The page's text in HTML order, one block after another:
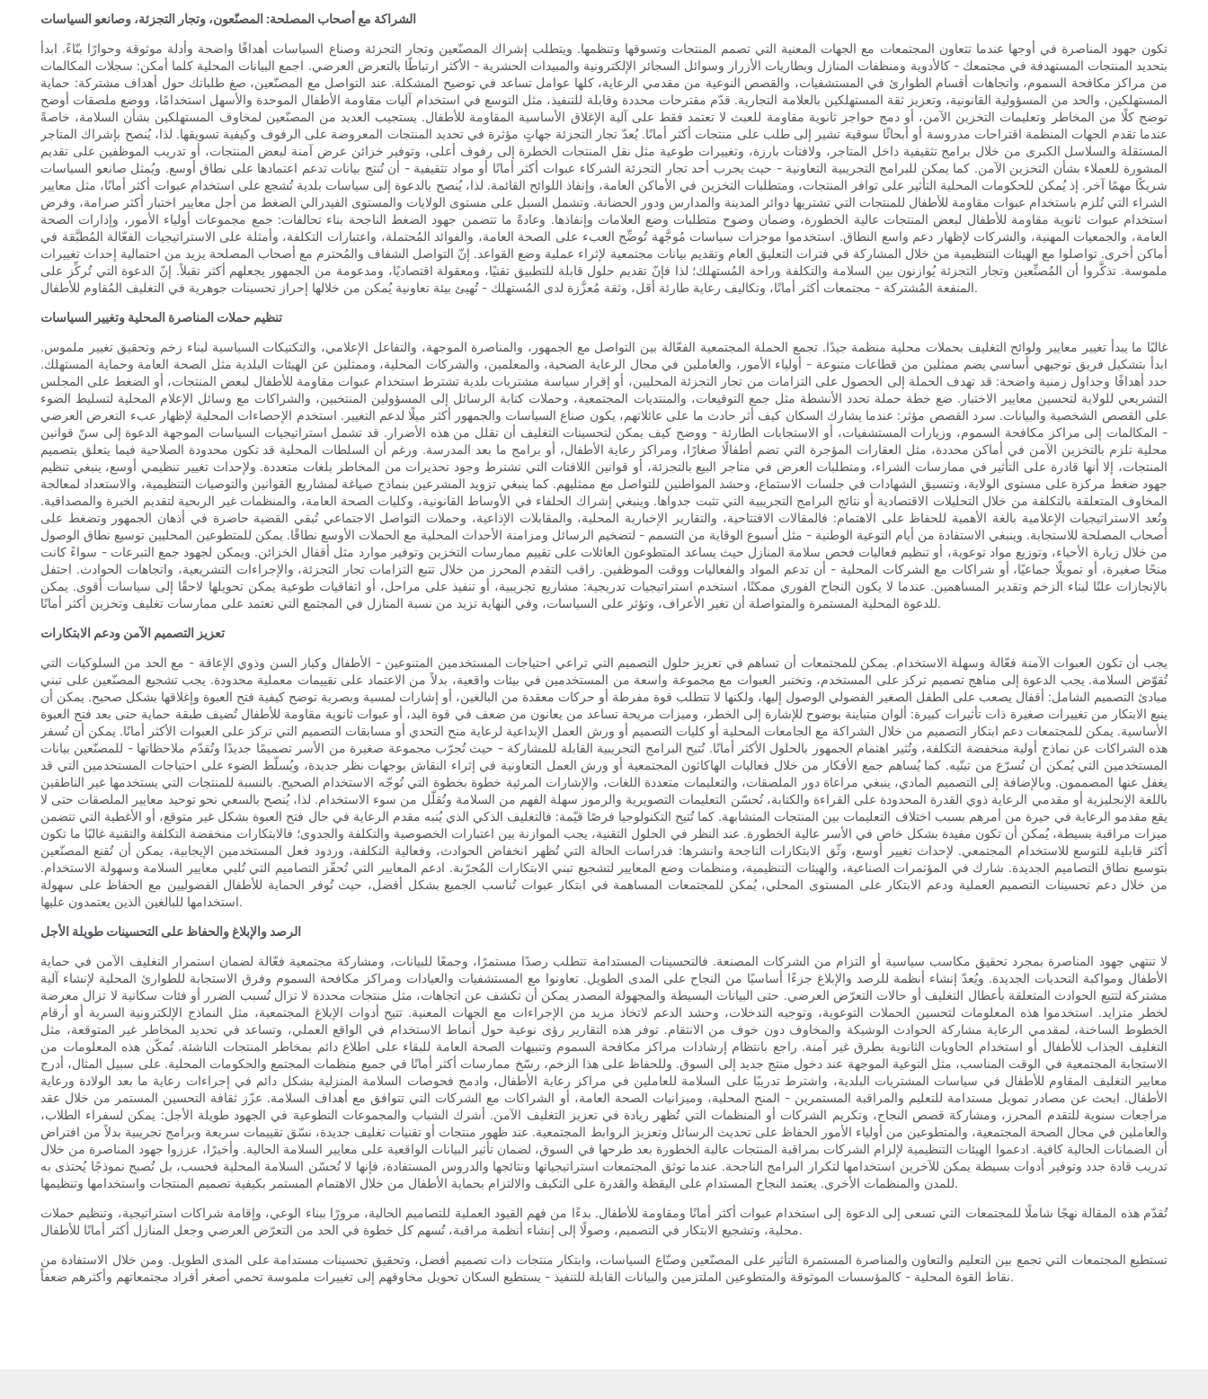
الشراكة مع أصحاب المصلحة: المصنّعون، وتجار التجزئة، وصانعو السياسات
تكون جهود المناصرة في أوجها عندما تتعاون المجتمعات مع الجهات المعنية التي تصمم المنتجات وتسوقها وتنظمها. ويتطلب إشراك المصنّعين وتجار التجزئة وصناع السياسات أهدافًا واضحة وأدلة موثوقة وحوارًا بنّاءً. ابدأ
بتحديد المنتجات المستهدفة في مجتمعك - كالأدوية ومنظفات المنازل وبطاريات الأزرار وسوائل السجائر الإلكترونية والمبيدات الحشرية - الأكثر ارتباطًا بالتعرض العرضي. اجمع البيانات المحلية كلما أمكن: سجلات المكالمات
من مراكز مكافحة السموم، واتجاهات أقسام الطوارئ في المستشفيات، والقصص النوعية من مقدمي الرعاية، كلها عوامل تساعد في توضيح المشكلة. عند التواصل مع المصنّعين، صغ طلباتك حول أهداف مشتركة: حماية
المستهلكين، والحد من المسؤولية القانونية، وتعزيز ثقة المستهلكين بالعلامة التجارية. قدّم مقترحات محددة وقابلة للتنفيذ، مثل التوسع في استخدام آليات مقاومة الأطفال الموحدة والأسهل استخدامًا، ووضع ملصقات أوضح
توضح كلًا من المخاطر وتعليمات التخزين الآمن، أو دمج حواجز ثانوية مقاومة للعبث لا تعتمد فقط على آلية الإغلاق الأساسية المقاومة للأطفال. يستجيب العديد من المصنّعين لمخاوف المستهلكين بشأن السلامة، خاصةً
عندما تقدم الجهات المنظمة اقتراحات مدروسة أو أبحاثًا سوقية تشير إلى طلب على منتجات أكثر أمانًا. يُعدّ تجار التجزئة جهاتٍ مؤثرة في تحديد المنتجات المعروضة على الرفوف وكيفية تسويقها. لذا، يُنصح بإشراك المتاجر
المستقلة والسلاسل الكبرى من خلال برامج تثقيفية داخل المتاجر، ولافتات بارزة، وتغييرات طوعية مثل نقل المنتجات الخطرة إلى رفوف أعلى، وتوفير خزائن عرض آمنة لبعض المنتجات، أو تدريب الموظفين على تقديم
المشورة للعملاء بشأن التخزين الآمن. كما يمكن للبرامج التجريبية التعاونية - حيث يجرب أحد تجار التجزئة الشركاء عبوات أكثر أمانًا أو مواد تثقيفية - أن تُنتج بيانات تدعم اعتمادها على نطاق أوسع. ويُمثل صانعو السياسات
شريكًا مهمًا آخر. إذ يُمكن للحكومات المحلية التأثير على توافر المنتجات، ومتطلبات التخزين في الأماكن العامة، وإنفاذ اللوائح القائمة. لذا، يُنصح بالدعوة إلى سياسات بلدية تُشجع على استخدام عبوات أكثر أمانًا، مثل معايير
الشراء التي تُلزم باستخدام عبوات مقاومة للأطفال للمنتجات التي تشتريها دوائر المدينة والمدارس ودور الحضانة. وتشمل السبل على مستوى الولايات والمستوى الفيدرالي الضغط من أجل معايير اختبار أكثر صرامة، وفرض
استخدام عبوات ثانوية مقاومة للأطفال لبعض المنتجات عالية الخطورة، وضمان وضوح متطلبات وضع العلامات وإنفاذها. وعادةً ما تتضمن جهود الضغط الناجحة بناء تحالفات: جمع مجموعات أولياء الأمور، وإدارات الصحة
العامة، والجمعيات المهنية، والشركات لإظهار دعم واسع النطاق. استخدموا موجزات سياسات مُوجَّهة تُوضِّح العبء على الصحة العامة، والفوائد المُحتملة، واعتبارات التكلفة، وأمثلة على الاستراتيجيات الفعّالة المُطبَّقة في
أماكن أخرى. تواصلوا مع الهيئات التنظيمية من خلال المشاركة في فترات التعليق العام وتقديم بيانات مجتمعية لإثراء عملية وضع القواعد. إنّ التواصل الشفاف والمُحترم مع أصحاب المصلحة يزيد من احتمالية إحداث تغييرات
ملموسة. تذكَّروا أن المُصنِّعين وتجار التجزئة يُوازنون بين السلامة والتكلفة وراحة المُستهلك؛ لذا فإنّ تقديم حلول قابلة للتطبيق تقنيًا، ومعقولة اقتصاديًا، ومدعومة من الجمهور يجعلهم أكثر تقبلاً. إنّ الدعوة التي تُركِّز على
المنفعة المُشتركة - مجتمعات أكثر أمانًا، وتكاليف رعاية طارئة أقل، وثقة مُعزَّزة لدى المُستهلك - تُهيئ بيئة تعاونية يُمكن من خلالها إحراز تحسينات جوهرية في التغليف المُقاوم للأطفال.
تنظيم حملات المناصرة المحلية وتغيير السياسات
غالبًا ما يبدأ تغيير معايير ولوائح التغليف بحملات محلية منظمة جيدًا. تجمع الحملة المجتمعية الفعّالة بين التواصل مع الجمهور، والمناصرة الموجهة، والتفاعل الإعلامي، والتكتيكات السياسية لبناء زخم وتحقيق تغيير ملموس.
ابدأ بتشكيل فريق توجيهي أساسي يضم ممثلين من قطاعات متنوعة - أولياء الأمور، والعاملين في مجال الرعاية الصحية، والمعلمين، والشركات المحلية، وممثلين عن الهيئات البلدية مثل الصحة العامة وحماية المستهلك.
حدد أهدافًا وجداول زمنية واضحة: قد تهدف الحملة إلى الحصول على التزامات من تجار التجزئة المحليين، أو إقرار سياسة مشتريات بلدية تشترط استخدام عبوات مقاومة للأطفال لبعض المنتجات، أو الضغط على المجلس
التشريعي للولاية لتحسين معايير الاختبار. ضع خطة حملة تحدد الأنشطة مثل جمع التوقيعات، والمنتديات المجتمعية، وحملات كتابة الرسائل إلى المسؤولين المنتخبين، والشراكات مع وسائل الإعلام المحلية لتسليط الضوء
على القصص الشخصية والبيانات. سرد القصص مؤثر: عندما يشارك السكان كيف أثر حادث ما على عائلاتهم، يكون صناع السياسات والجمهور أكثر ميلًا لدعم التغيير. استخدم الإحصاءات المحلية لإظهار عبء التعرض العرضي
- المكالمات إلى مراكز مكافحة السموم، وزيارات المستشفيات، أو الاستجابات الطارئة - ووضح كيف يمكن لتحسينات التغليف أن تقلل من هذه الأضرار. قد تشمل استراتيجيات السياسات الموجهة الدعوة إلى سنّ قوانين
محلية تلزم بالتخزين الآمن في أماكن محددة، مثل العقارات المؤجرة التي تضم أطفالًا صغارًا، ومراكز رعاية الأطفال، أو برامج ما بعد المدرسة. ورغم أن السلطات المحلية قد تكون محدودة الصلاحية فيما يتعلق بتصميم
المنتجات، إلا أنها قادرة على التأثير في ممارسات الشراء، ومتطلبات العرض في متاجر البيع بالتجزئة، أو قوانين اللافتات التي تشترط وجود تحذيرات من المخاطر بلغات متعددة. ولإحداث تغيير تنظيمي أوسع، ينبغي تنظيم
جهود ضغط مركزة على مستوى الولاية، وتنسيق الشهادات في جلسات الاستماع، وحشد المواطنين للتواصل مع ممثليهم. كما ينبغي تزويد المشرعين بنماذج صياغة لمشاريع القوانين والتوصيات التنظيمية، والاستعداد لمعالجة
المخاوف المتعلقة بالتكلفة من خلال التحليلات الاقتصادية أو نتائج البرامج التجريبية التي تثبت جدواها. وينبغي إشراك الحلفاء في الأوساط القانونية، وكليات الصحة العامة، والمنظمات غير الربحية لتقديم الخبرة والمصداقية.
وتُعد الاستراتيجيات الإعلامية بالغة الأهمية للحفاظ على الاهتمام: فالمقالات الافتتاحية، والتقارير الإخبارية المحلية، والمقابلات الإذاعية، وحملات التواصل الاجتماعي تُبقي القضية حاضرة في أذهان الجمهور وتضغط على
أصحاب المصلحة للاستجابة. وينبغي الاستفادة من أيام التوعية الوطنية - مثل أسبوع الوقاية من التسمم - لتضخيم الرسائل ومزامنة الأحداث المحلية مع الحملات الأوسع نطاقًا. يمكن للمتطوعين المحليين توسيع نطاق الوصول
من خلال زيارة الأحياء، وتوزيع مواد توعوية، أو تنظيم فعاليات فحص سلامة المنازل حيث يساعد المتطوعون العائلات على تقييم ممارسات التخزين وتوفير موارد مثل أقفال الخزائن. ويمكن لجهود جمع التبرعات - سواءً كانت
منحًا صغيرة، أو تمويلًا جماعيًا، أو شراكات مع الشركات المحلية - أن تدعم المواد والفعاليات ووقت الموظفين. راقب التقدم المحرز من خلال تتبع التزامات تجار التجزئة، والإجراءات التشريعية، واتجاهات الحوادث. احتفل
بالإنجازات علنًا لبناء الزخم وتقدير المساهمين. عندما لا يكون النجاح الفوري ممكنًا، استخدم استراتيجيات تدريجية: مشاريع تجريبية، أو تنفيذ على مراحل، أو اتفاقيات طوعية يمكن تحويلها لاحقًا إلى سياسات أقوى. يمكن
للدعوة المحلية المستمرة والمتواصلة أن تغير الأعراف، وتؤثر على السياسات، وفي النهاية تزيد من نسبة المنازل في المجتمع التي تعتمد على ممارسات تغليف وتخزين أكثر أمانًا.
تعزيز التصميم الآمن ودعم الابتكارات
يجب أن تكون العبوات الآمنة فعّالة وسهلة الاستخدام. يمكن للمجتمعات أن تساهم في تعزيز حلول التصميم التي تراعي احتياجات المستخدمين المتنوعين - الأطفال وكبار السن وذوي الإعاقة - مع الحد من السلوكيات التي
تُقوّض السلامة. يجب الدعوة إلى مناهج تصميم تركز على المستخدم، وتختبر العبوات مع مجموعة واسعة من المستخدمين في بيئات واقعية، بدلاً من الاعتماد على تقييمات معملية محدودة. يجب تشجيع المصنّعين على تبني
مبادئ التصميم الشامل: أقفال يصعب على الطفل الصغير الفضولي الوصول إليها، ولكنها لا تتطلب قوة مفرطة أو حركات معقدة من البالغين، أو إشارات لمسية وبصرية توضح كيفية فتح العبوة وإغلاقها بشكل صحيح. يمكن أن
ينبع الابتكار من تغييرات صغيرة ذات تأثيرات كبيرة: ألوان متباينة بوضوح للإشارة إلى الخطر، وميزات مريحة تساعد من يعانون من ضعف في قوة اليد، أو عبوات ثانوية مقاومة للأطفال تُضيف طبقة حماية حتى بعد فتح العبوة
الأساسية. يمكن للمجتمعات دعم ابتكار التصميم من خلال الشراكة مع الجامعات المحلية أو كليات التصميم أو ورش العمل الإبداعية لرعاية منح التحدي أو مسابقات التصميم التي تركز على العبوات الأكثر أمانًا. يمكن أن تُسفر
هذه الشراكات عن نماذج أولية منخفضة التكلفة، وتُثير اهتمام الجمهور بالحلول الأكثر أمانًا. تُتيح البرامج التجريبية القابلة للمشاركة - حيث تُجرّب مجموعة صغيرة من الأسر تصميمًا جديدًا وتُقدّم ملاحظاتها - للمصنّعين بيانات
المستخدمين التي يُمكن أن تُسرّع من تبنّيه. كما يُساهم جمع الأفكار من خلال فعاليات الهاكاثون المجتمعية أو ورش العمل التعاونية في إثراء النقاش بوجهات نظر جديدة، ويُسلّط الضوء على احتياجات المستخدمين التي قد
يغفل عنها المصممون. وبالإضافة إلى التصميم المادي، ينبغي مراعاة دور الملصقات، والتعليمات متعددة اللغات، والإشارات المرئية خطوة بخطوة التي تُوجّه الاستخدام الصحيح. بالنسبة للمنتجات التي يستخدمها غير الناطقين
باللغة الإنجليزية أو مقدمي الرعاية ذوي القدرة المحدودة على القراءة والكتابة، تُحسّن التعليمات التصويرية والرموز سهلة الفهم من السلامة وتُقلّل من سوء الاستخدام. لذا، يُنصح بالسعي نحو توحيد معايير الملصقات حتى لا
يقع مقدمو الرعاية في حيرة من أمرهم بسبب اختلاف التعليمات بين المنتجات المتشابهة. كما تُتيح التكنولوجيا فرصًا قيّمة: فالتغليف الذكي الذي يُنبه مقدم الرعاية في حال فتح العبوة بشكل غير متوقع، أو الأغطية التي تتضمن
ميزات مراقبة بسيطة، يُمكن أن تكون مفيدة بشكل خاص في الأسر عالية الخطورة. عند النظر في الحلول التقنية، يجب الموازنة بين اعتبارات الخصوصية والتكلفة والجدوى؛ فالابتكارات منخفضة التكلفة والتقنية غالبًا ما تكون
أكثر قابلية للتوسع للاستخدام المجتمعي. لإحداث تغيير أوسع، وثّق الابتكارات الناجحة وانشرها: فدراسات الحالة التي تُظهر انخفاض الحوادث، وفعالية التكلفة، وردود فعل المستخدمين الإيجابية، يمكن أن تُقنع المصنّعين
بتوسيع نطاق التصاميم الجديدة. شارك في المؤتمرات الصناعية، والهيئات التنظيمية، ومنظمات وضع المعايير لتشجيع تبني الابتكارات المُجرّبة. ادعم المعايير التي تُحفّز التصاميم التي تُلبي معايير السلامة وسهولة الاستخدام.
من خلال دعم تحسينات التصميم العملية ودعم الابتكار على المستوى المحلي، يُمكن للمجتمعات المساهمة في ابتكار عبوات تُناسب الجميع بشكل أفضل، حيث تُوفر الحماية للأطفال الفضوليين مع الحفاظ على سهولة
استخدامها للبالغين الذين يعتمدون عليها.
الرصد والإبلاغ والحفاظ على التحسينات طويلة الأجل
لا تنتهي جهود المناصرة بمجرد تحقيق مكاسب سياسية أو التزام من الشركات المصنعة. فالتحسينات المستدامة تتطلب رصدًا مستمرًا، وجمعًا للبيانات، ومشاركة مجتمعية فعّالة لضمان استمرار التغليف الآمن في حماية
الأطفال ومواكبة التحديات الجديدة. ويُعدّ إنشاء أنظمة للرصد والإبلاغ جزءًا أساسيًا من النجاح على المدى الطويل. تعاونوا مع المستشفيات والعيادات ومراكز مكافحة السموم وفرق الاستجابة للطوارئ المحلية لإنشاء آلية
مشتركة لتتبع الحوادث المتعلقة بأعطال التغليف أو حالات التعرّض العرضي. حتى البيانات البسيطة والمجهولة المصدر يمكن أن تكشف عن اتجاهات، مثل منتجات محددة لا تزال تُسبب الضرر أو فئات سكانية لا تزال معرضة
لخطر متزايد. استخدموا هذه المعلومات لتحسين الحملات التوعوية، وتوجيه التدخلات، وحشد الدعم لاتخاذ مزيد من الإجراءات مع الجهات المعنية. تتيح أدوات الإبلاغ المجتمعية، مثل النماذج الإلكترونية السرية أو أرقام
الخطوط الساخنة، لمقدمي الرعاية مشاركة الحوادث الوشيكة والمخاوف دون خوف من الانتقام. توفر هذه التقارير رؤى نوعية حول أنماط الاستخدام في الواقع العملي، وتساعد في تحديد المخاطر غير المتوقعة، مثل
التغليف الجذاب للأطفال أو استخدام الحاويات الثانوية بطرق غير آمنة. راجع بانتظام إرشادات مراكز مكافحة السموم وتنبيهات الصحة العامة للبقاء على اطلاع دائم بمخاطر المنتجات الناشئة. تُمكّن هذه المعلومات من
الاستجابة المجتمعية في الوقت المناسب، مثل التوعية الموجهة عند دخول منتج جديد إلى السوق. وللحفاظ على هذا الزخم، رسّخ ممارسات أكثر أمانًا في جميع منظمات المجتمع والحكومات المحلية. على سبيل المثال، أدرج
معايير التغليف المقاوم للأطفال في سياسات المشتريات البلدية، واشترط تدريبًا على السلامة للعاملين في مراكز رعاية الأطفال، وادمج فحوصات السلامة المنزلية بشكل دائم في إجراءات رعاية ما بعد الولادة ورعاية
الأطفال. ابحث عن مصادر تمويل مستدامة للتعليم والمراقبة المستمرين - المنح المحلية، وميزانيات الصحة العامة، أو الشراكات مع الشركات التي تتوافق مع أهداف السلامة. عزّز ثقافة التحسين المستمر من خلال عقد
مراجعات سنوية للتقدم المحرز، ومشاركة قصص النجاح، وتكريم الشركات أو المنظمات التي تُظهر ريادة في تعزيز التغليف الآمن. أشرك الشباب والمجموعات التطوعية في الجهود طويلة الأجل: يمكن لسفراء الطلاب،
والعاملين في مجال الصحة المجتمعية، والمتطوعين من أولياء الأمور الحفاظ على تحديث الرسائل وتعزيز الروابط المجتمعية. عند ظهور منتجات أو تقنيات تغليف جديدة، نسّق تقييمات سريعة وبرامج تجريبية بدلاً من افتراض
أن الضمانات الحالية كافية. ادعموا الهيئات التنظيمية لإلزام الشركات بمراقبة المنتجات عالية الخطورة بعد طرحها في السوق، لضمان تأثير البيانات الواقعية على معايير السلامة الحالية. وأخيرًا، عززوا جهود المناصرة من خلال
تدريب قادة جدد وتوفير أدوات بسيطة يمكن للآخرين استخدامها لتكرار البرامج الناجحة. عندما توثق المجتمعات استراتيجياتها ونتائجها والدروس المستفادة، فإنها لا تُحسّن السلامة المحلية فحسب، بل تُصبح نموذجًا يُحتذى به
للمدن والمنظمات الأخرى. يعتمد النجاح المستدام على اليقظة والقدرة على التكيف والالتزام بحماية الأطفال من خلال الاهتمام المستمر بكيفية تصميم المنتجات واستخدامها وتنظيمها.
تُقدّم هذه المقالة نهجًا شاملًا للمجتمعات التي تسعى إلى الدعوة إلى استخدام عبوات أكثر أمانًا ومقاومة للأطفال. بدءًا من فهم القيود العملية للتصاميم الحالية، مرورًا ببناء الوعي، وإقامة شراكات استراتيجية، وتنظيم حملات
محلية، وتشجيع الابتكار في التصميم، وصولًا إلى إنشاء أنظمة مراقبة، تُسهم كل خطوة في الحد من التعرّض العرضي وجعل المنازل أكثر أمانًا للأطفال.
تستطيع المجتمعات التي تجمع بين التعليم والتعاون والمناصرة المستمرة التأثير على المصنّعين وصنّاع السياسات، وابتكار منتجات ذات تصميم أفضل، وتحقيق تحسينات مستدامة على المدى الطويل. ومن خلال الاستفادة من
نقاط القوة المحلية - كالمؤسسات الموثوقة والمتطوعين الملتزمين والبيانات القابلة للتنفيذ - يستطيع السكان تحويل مخاوفهم إلى تغييرات ملموسة تحمي أصغر أفراد مجتمعاتهم وأكثرهم ضعفاً.